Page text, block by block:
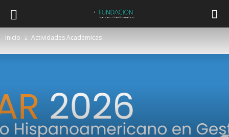
Inicio Actividades Académicas